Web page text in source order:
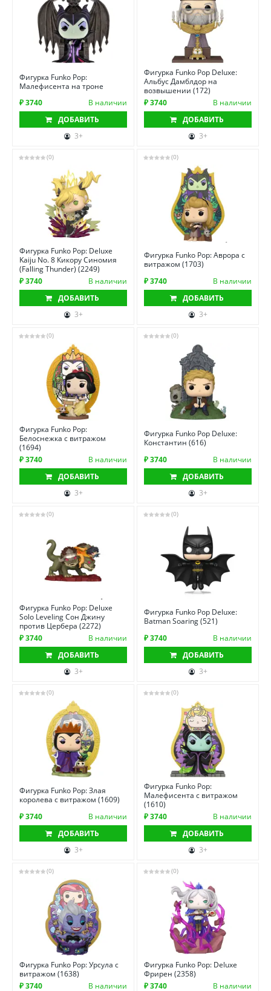
Фигурка Funko Pop:
Малефисента на троне
₽ 3740
В наличии
ДОБАВИТЬ
3+
Фигурка Funko Pop Deluxe:
Альбус Дамблдор на
возвышении (172)
₽ 3740
В наличии
ДОБАВИТЬ
3+
(0)
Фигурка Funko Pop: Deluxe
Kaiju No. 8 Кикору Синомия
(Falling Thunder) (2249)
₽ 3740
В наличии
ДОБАВИТЬ
3+
(0)
Фигурка Funko Pop: Аврора с
витражом (1703)
₽ 3740
В наличии
ДОБАВИТЬ
3+
(0)
Фигурка Funko Pop:
Белоснежка с витражом
(1694)
₽ 3740
В наличии
ДОБАВИТЬ
3+
(0)
Фигурка Funko Pop Deluxe:
Константин (616)
₽ 3740
В наличии
ДОБАВИТЬ
3+
(0)
Фигурка Funko Pop: Deluxe
Solo Leveling Сон Джину
против Цербера (2272)
₽ 3740
В наличии
ДОБАВИТЬ
3+
(0)
Фигурка Funko Pop Deluxe:
Batman Soaring (521)
₽ 3740
В наличии
ДОБАВИТЬ
3+
(0)
Фигурка Funko Pop: Злая
королева с витражом (1609)
₽ 3740
В наличии
ДОБАВИТЬ
3+
(0)
Фигурка Funko Pop:
Малефисента с витражом
(1610)
₽ 3740
В наличии
ДОБАВИТЬ
3+
(0)
Фигурка Funko Pop: Урсула с
витражом (1638)
₽ 3740
В наличии
(0)
Фигурка Funko Pop: Deluxe
Фрирен (2358)
₽ 3740
В наличии